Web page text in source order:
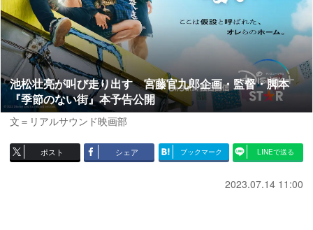
池松壮亮が叫び走り出す 宮藤官九郎企画・監督・脚本
『季節のない街』本予告公開
文＝リアルサウンド映画部
ポスト シェア ブックマーク LINEで送る
2023.07.14 11:00